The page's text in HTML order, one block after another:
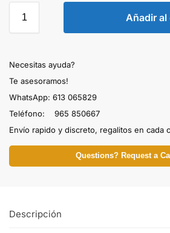
Añadir al
Necesitas ayuda?
Te asesoramos!
WhatsApp: 613 065829
Teléfono: 965 850667
Envío rapido y discreto, regalitos en cada
Questions? Request a
Descripción